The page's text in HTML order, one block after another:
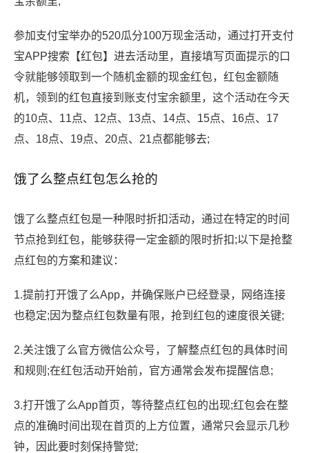
参加支付宝举办的520瓜分100万现金活动，通过打开支付
宝APP搜索【红包】进去活动里，直接填写页面提示的口
令就能够领取到一个随机金额的现金红包，红包金额随
机，领到的红包直接到账支付宝余额里，这个活动在今天
的10点、11点、12点、13点、14点、15点、16点、17
点、18点、19点、20点、21点都能够去;
饿了么整点红包怎么抢的
饿了么整点红包是一种限时折扣活动，通过在特定的时间
节点抢到红包，能够获得一定金额的限时折扣;以下是抢整
点红包的方案和建议：
1.提前打开饿了么App，并确保账户已经登录，网络连接
也稳定;因为整点红包数量有限，抢到红包的速度很关键;
2.关注饿了么官方微信公众号，了解整点红包的具体时间
和规则;在红包活动开始前，官方通常会发布提醒信息;
3.打开饿了么App首页，等待整点红包的出现;红包会在整
点的准确时间出现在首页的上方位置，通常只会显示几秒
钟，因此要时刻保持警觉;